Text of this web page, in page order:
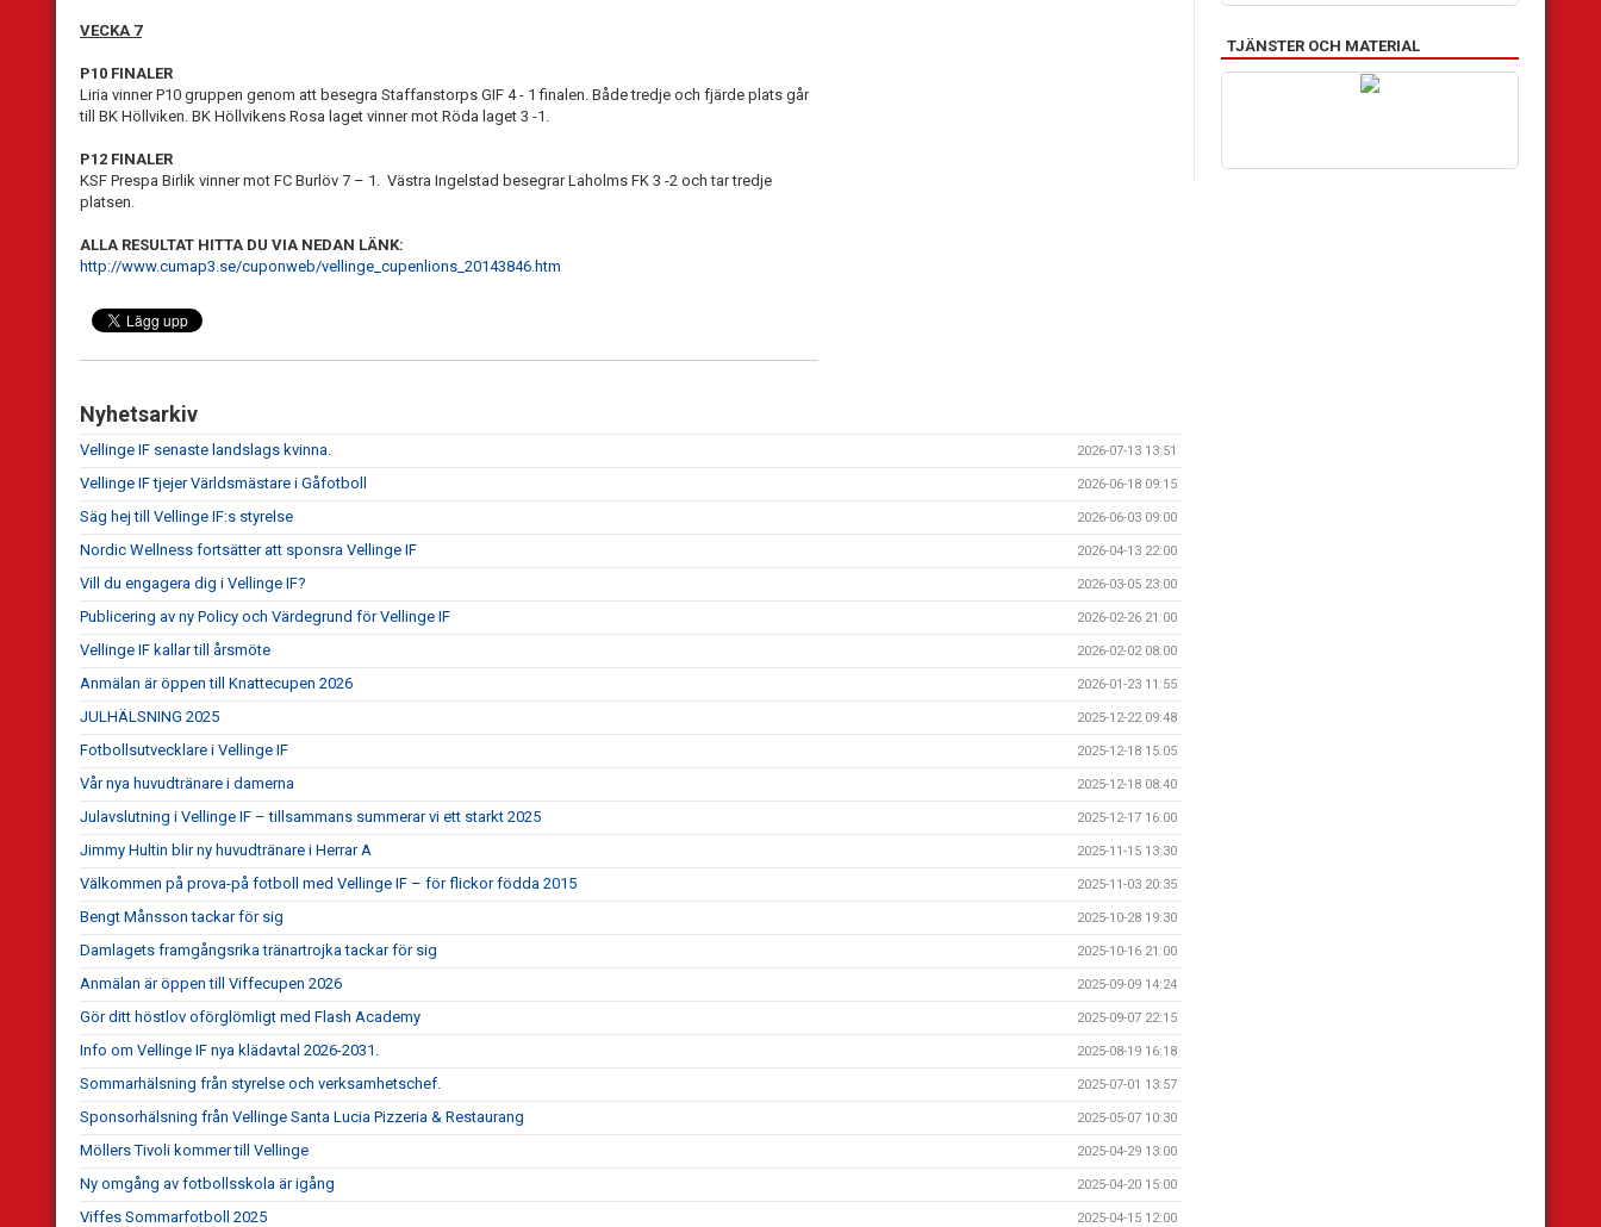
VECKA 7
P10 FINALER
Liria vinner P10 gruppen genom att besegra Staffanstorps GIF 4 - 1 finalen. Både tredje och fjärde plats går
till BK Höllviken. BK Höllvikens Rosa laget vinner mot Röda laget 3 -1.
P12 FINALER
KSF Prespa Birlik vinner mot FC Burlöv 7 – 1. Västra Ingelstad besegrar Laholms FK 3 -2 och tar tredje
platsen.
ALLA RESULTAT HITTA DU VIA NEDAN LÄNK:
http://www.cumap3.se/cuponweb/vellinge_cupenlions_20143846.htm
Nyhetsarkiv
Vellinge IF senaste landslags kvinna. 2026-07-13 13:51
Vellinge IF tjejer Världsmästare i Gåfotboll 2026-06-18 09:15
Säg hej till Vellinge IF:s styrelse 2026-06-03 09:00
Nordic Wellness fortsätter att sponsra Vellinge IF 2026-04-13 22:00
Vill du engagera dig i Vellinge IF? 2026-03-05 23:00
Publicering av ny Policy och Värdegrund för Vellinge IF 2026-02-26 21:00
Vellinge IF kallar till årsmöte 2026-02-02 08:00
Anmälan är öppen till Knattecupen 2026 2026-01-23 11:55
JULHÄLSNING 2025 2025-12-22 09:48
Fotbollsutvecklare i Vellinge IF 2025-12-18 15:05
Vår nya huvudtränare i damerna 2025-12-18 08:40
Julavslutning i Vellinge IF – tillsammans summerar vi ett starkt 2025 2025-12-17 16:00
Jimmy Hultin blir ny huvudtränare i Herrar A 2025-11-15 13:30
Välkommen på prova-på fotboll med Vellinge IF – för flickor födda 2015 2025-11-03 20:35
Bengt Månsson tackar för sig 2025-10-28 19:30
Damlagets framgångsrika tränartrojka tackar för sig 2025-10-16 21:00
Anmälan är öppen till Viffecupen 2026 2025-09-09 14:24
Gör ditt höstlov oförglömligt med Flash Academy 2025-09-07 22:15
Info om Vellinge IF nya klädavtal 2026-2031. 2025-08-19 16:18
Sommarhälsning från styrelse och verksamhetschef. 2025-07-01 13:57
Sponsorhälsning från Vellinge Santa Lucia Pizzeria & Restaurang 2025-05-07 10:30
Möllers Tivoli kommer till Vellinge 2025-04-29 13:00
Ny omgång av fotbollsskola är igång 2025-04-20 15:00
Viffes Sommarfotboll 2025 2025-04-15 12:00
TJÄNSTER OCH MATERIAL